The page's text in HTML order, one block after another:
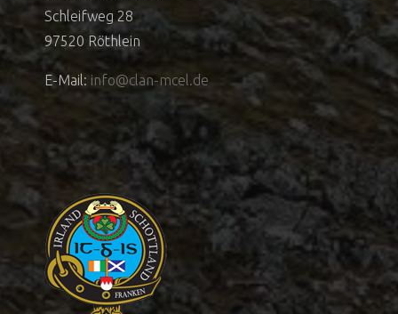
Schleifweg 28
97520 Röthlein
E-Mail: info@clan-mcel.de